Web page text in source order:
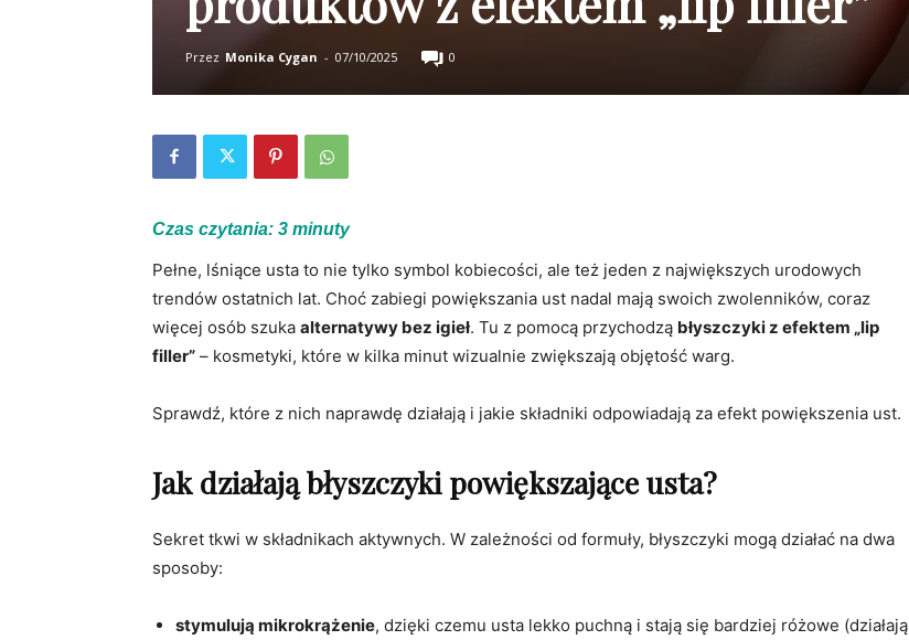
Przez Monika Cygan - 07/10/2025 0
Czas czytania: 3 minuty
Pełne, lśniące usta to nie tylko symbol kobiecości, ale też jeden z największych urodowych
trendów ostatnich lat. Choć zabiegi powiększania ust nadal mają swoich zwolenników, coraz
więcej osób szuka alternatywy bez igieł. Tu z pomocą przychodzą błyszczyki z efektem „lip
filler” – kosmetyki, które w kilka minut wizualnie zwiększają objętość warg.
Sprawdź, które z nich naprawdę działają i jakie składniki odpowiadają za efekt powiększenia ust.
Jak działają błyszczyki powiększające usta?
Sekret tkwi w składnikach aktywnych. W zależności od formuły, błyszczyki mogą działać na dwa
sposoby:
stymulują mikrokrążenie, dzięki czemu usta lekko puchną i stają się bardziej różowe (działają